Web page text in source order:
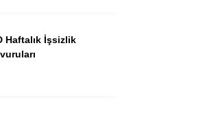
Haftalık İşsizlik